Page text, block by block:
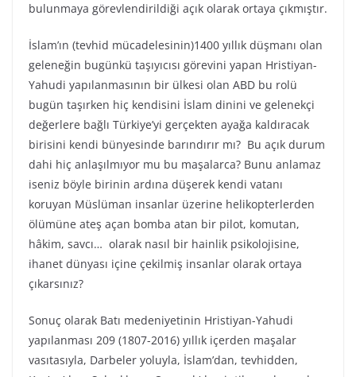
bulunmaya görevlendirildiği açık olarak ortaya çıkmıştır.
İslam’ın (tevhid mücadelesinin)1400 yıllık düşmanı olan
geleneğin bugünkü taşıyıcısı görevini yapan Hristiyan-
Yahudi yapılanmasının bir ülkesi olan ABD bu rolü
bugün taşırken hiç kendisini İslam dinini ve gelenekçi
değerlere bağlı Türkiye’yi gerçekten ayağa kaldıracak
birisini kendi bünyesinde barındırır mı? Bu açık durum
dahi hiç anlaşılmıyor mu bu maşalarca? Bunu anlamaz
iseniz böyle birinin ardına düşerek kendi vatanı
koruyan Müslüman insanlar üzerine helikopterlerden
ölümüne ateş açan bomba atan bir pilot, komutan,
hâkim, savcı… olarak nasıl bir hainlik psikolojisine,
ihanet dünyası içine çekilmiş insanlar olarak ortaya
çıkarsınız?
Sonuç olarak Batı medeniyetinin Hristiyan-Yahudi
yapılanması 209 (1807-2016) yıllık içerden maşalar
vasıtasıyla, Darbeler yoluyla, İslam’dan, tevhidden,